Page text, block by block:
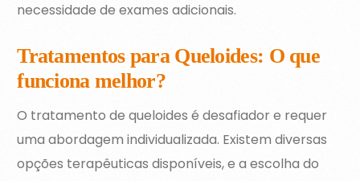
necessidade de exames adicionais.
Tratamentos para Queloides: O que
funciona melhor?
O tratamento de queloides é desafiador e requer
uma abordagem individualizada. Existem diversas
opções terapêuticas disponíveis, e a escolha do